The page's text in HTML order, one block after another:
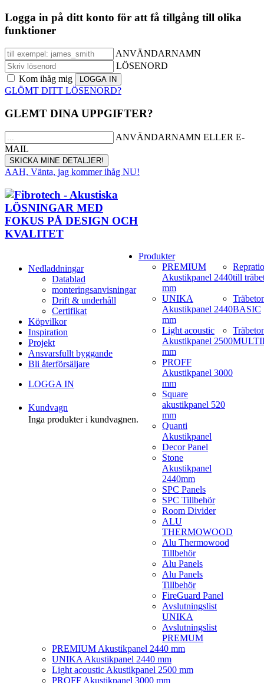
Logga in på ditt konto för att få tillgång till olika
funktioner
ANVÄNDARNAMN
LÖSENORD
Kom ihåg mig
GLÖMT DITT LÖSENORD?
GLEMT DINA UPPGIFTER?
ANVÄNDARNAMN ELLER E-
MAIL
AAH, Vänta, jag kommer ihåg NU!
Nedladdningar
Datablad
monteringsanvisningar
Drift & underhåll
Certifikat
Köpvilkor
Inspiration
Projekt
Ansvarsfullt byggande
Bli återförsäljare
LOGGA IN
Kundvagn
Inga produkter i kundvagnen.
Produkter
PREMIUM
Akustikpanel 2440
mm
UNIKA
Akustikpanel 2440
mm
Light acoustic
Akustikpanel 2500
mm
PROFF
Akustikpanel 3000
mm
Square
akustikpanel 520
mm
Quanti
Akustikpanel
Decor Panel
Stone
Akustikpanel
2440mm
SPC Panels
SPC Tillbehör
Room Divider
ALU
THERMOWOOD
Alu Thermowood
Tillbehör
Alu Panels
Alu Panels
Tillbehör
FireGuard Panel
Avslutningslist
UNIKA
Avslutningslist
PREMUM
till
BASIC
PREMIUM Akustikpanel 2440 mm
UNIKA Akustikpanel 2440 mm
Light acoustic Akustikpanel 2500 mm
PROFF Akustikpanel 3000 mm